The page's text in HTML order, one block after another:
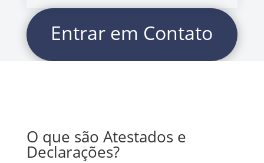
Entrar em Contato
O que são Atestados e
Declarações?